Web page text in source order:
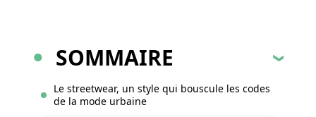
SOMMAIRE
Le streetwear, un style qui bouscule les codes
de la mode urbaine